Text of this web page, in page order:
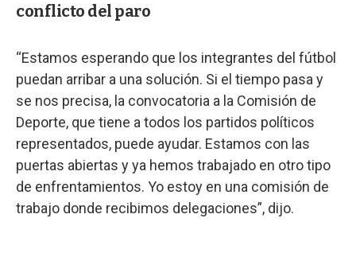
conflicto del paro
“Estamos esperando que los integrantes del fútbol
puedan arribar a una solución. Si el tiempo pasa y
se nos precisa, la convocatoria a la Comisión de
Deporte, que tiene a todos los partidos políticos
representados, puede ayudar. Estamos con las
puertas abiertas y ya hemos trabajado en otro tipo
de enfrentamientos. Yo estoy en una comisión de
trabajo donde recibimos delegaciones”, dijo.